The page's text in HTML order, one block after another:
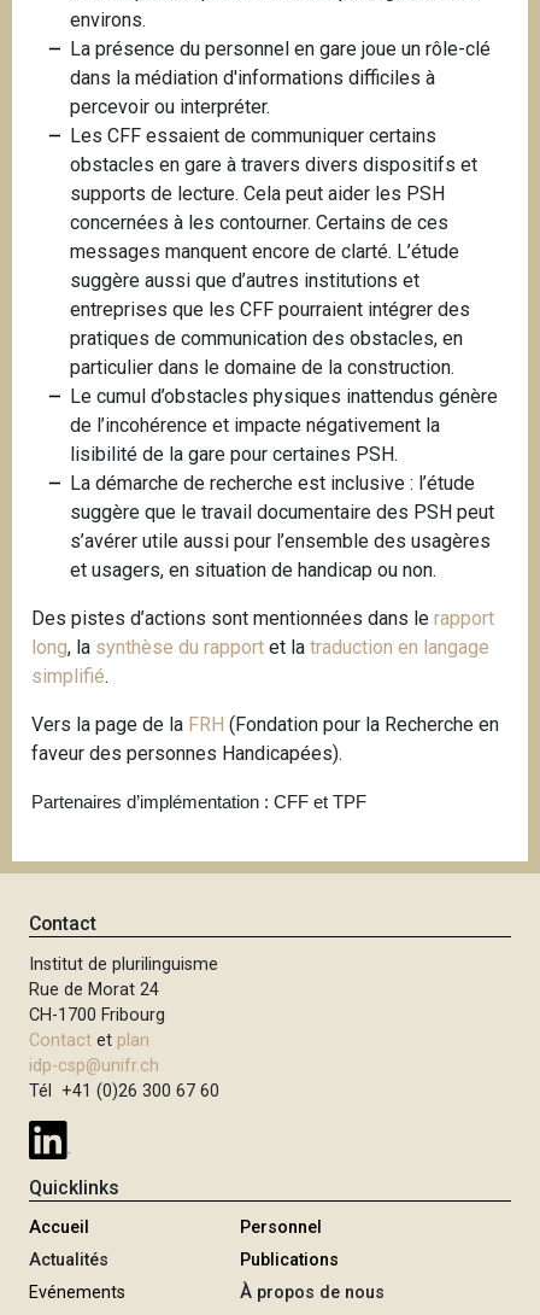
environs.
La présence du personnel en gare joue un rôle-clé
dans la médiation d'informations difficiles à
percevoir ou interpréter.
Les CFF essaient de communiquer certains
obstacles en gare à travers divers dispositifs et
supports de lecture. Cela peut aider les PSH
concernées à les contourner. Certains de ces
messages manquent encore de clarté. L’étude
suggère aussi que d’autres institutions et
entreprises que les CFF pourraient intégrer des
pratiques de communication des obstacles, en
particulier dans le domaine de la construction.
Le cumul d’obstacles physiques inattendus génère
de l’incohérence et impacte négativement la
lisibilité de la gare pour certaines PSH.
La démarche de recherche est inclusive : l’étude
suggère que le travail documentaire des PSH peut
s’avérer utile aussi pour l’ensemble des usagères
et usagers, en situation de handicap ou non.
Des pistes d’actions sont mentionnées dans le rapport
long, la synthèse du rapport et la traduction en langage
simplifié.
Vers la page de la FRH (Fondation pour la Recherche en
faveur des personnes Handicapées).
Partenaires d’implémentation : CFF et TPF
Contact
Institut de plurilinguisme
Rue de Morat 24
CH-1700 Fribourg
Contact et plan
idp-csp@unifr.ch
Tél +41 (0)26 300 67 60
Quicklinks
Accueil
Actualités
Evénements
Personnel
Publications
À propos de nous